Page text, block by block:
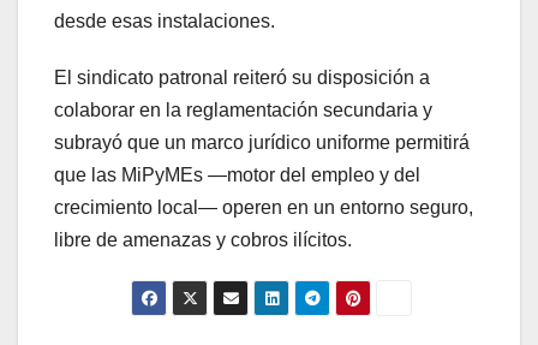
desde esas instalaciones.
El sindicato patronal reiteró su disposición a
colaborar en la reglamentación secundaria y
subrayó que un marco jurídico uniforme permitirá
que las MiPyMEs —motor del empleo y del
crecimiento local— operen en un entorno seguro,
libre de amenazas y cobros ilícitos.